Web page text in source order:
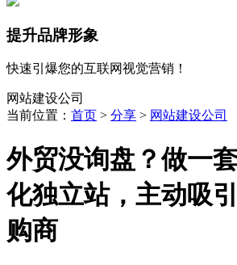
提升品牌形象
快速引爆您的互联网视觉营销！
网站建设公司
当前位置： 首页 > 分享 > 网站建设公司
外贸没询盘？做一
化独立站，主动吸
购商